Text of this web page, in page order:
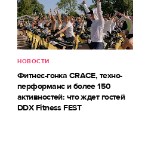
НОВОСТИ
Фитнес-гонка CRACE, техно-
перформанс и более 150
активностей: что ждет гостей
DDX Fitness FEST